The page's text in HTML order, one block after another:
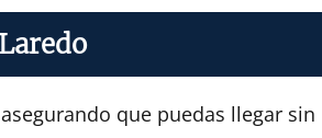
que puedas llegar sin